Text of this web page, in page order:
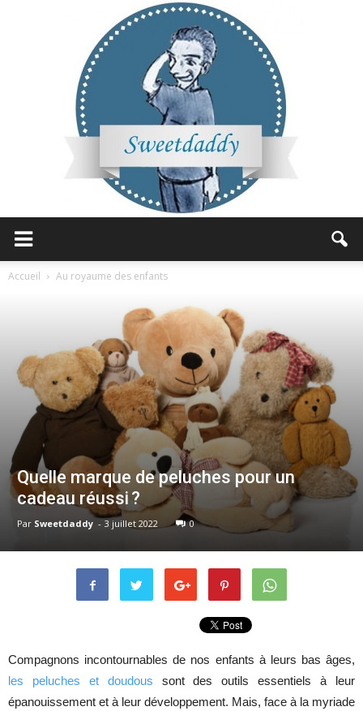
Accueil Au royaume des enfants
Quelle marque de peluches pour un
cadeau réussi ?
Par Sweetdaddy - 3 juillet 2022 0
Compagnons incontournables de nos enfants à leurs bas âges,
les peluches et doudous sont des outils essentiels à leur
épanouissement et à leur développement. Mais, face à la myriade